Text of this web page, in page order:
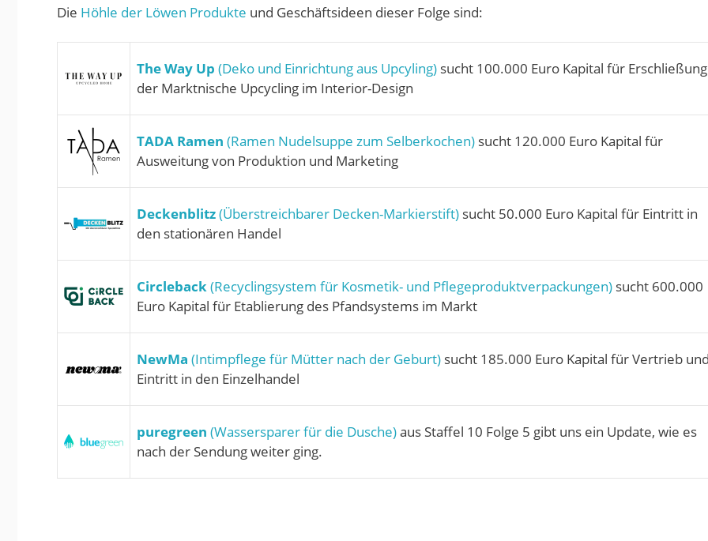
Die Höhle der Löwen Produkte und Geschäftsideen dieser Folge sind:
The Way Up (Deko und Einrichtung aus Upcyling) sucht 100.000 Euro Kapital für Erschließung
der Marktnische Upcycling im Interior-Design
TADA Ramen (Ramen Nudelsuppe zum Selberkochen) sucht 120.000 Euro Kapital für
Ausweitung von Produktion und Marketing
Deckenblitz(Überstreichbarer Decken-Markierstift) sucht 50.000 Euro Kapital für Eintritt in
den stationären Handel
Circleback(Recyclingsystem für Kosmetik- und Pflegeproduktverpackungen) sucht 600.000
Euro Kapital für Etablierung des Pfandsystems im Markt
NewMa (Intimpflege für Mütter nach der Geburt) sucht 185.000 Euro Kapital für Vertrieb
Eintritt in den Einzelhandel
puregreen (Wassersparer für die Dusche)aus Staffel 10 Folge 5 gibt uns ein Update, wie es
nach der Sendung weiter ging.